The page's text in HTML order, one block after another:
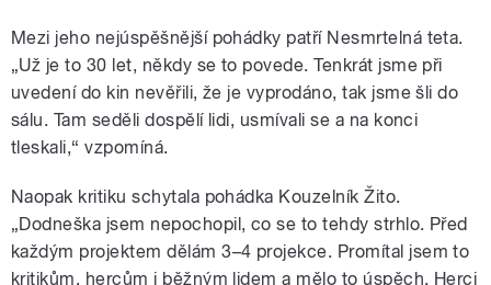
Mezi jeho nejúspěšnější pohádky patří Nesmrtelná teta.
„Už je to 30 let, někdy se to povede. Tenkrát jsme při
uvedení do kin nevěřili, že je vyprodáno, tak jsme šli do
sálu. Tam seděli dospělí lidi, usmívali se a na konci
tleskali,“ vzpomíná.
Naopak kritiku schytala pohádka Kouzelník Žito.
„Dodneška jsem nepochopil, co se to tehdy strhlo. Před
každým projektem dělám 3–4 projekce. Promítal jsem to
kritikům, hercům i běžným lidem a mělo to úspěch. Herci